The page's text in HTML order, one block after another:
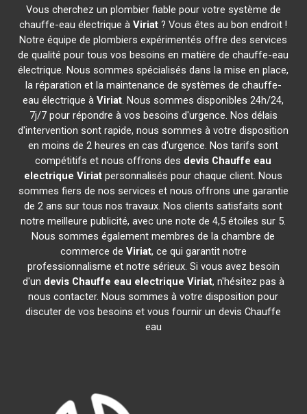
Vous cherchez un plombier fiable pour votre système de
chauffe-eau électrique àViriat ? Vous êtes au bon endroit !
Notre équipe de plombiers expérimentés offre des services
de qualité pour tous vos besoins en matière de chauffe-eau
électrique. Nous sommes spécialisés dans la mise en place,
la réparation et la maintenance de systèmes de chauffe-
eau électrique àViriat. Nous sommes disponibles 24h/24,
7j/7 pour répondre à vos besoins d'urgence. Nos délais
d'intervention sont rapide, nous sommes à votre disposition
en moins de 2 heures en cas d'urgence. Nos tarifs sont
compétitifs et nous offrons des devis Chauffe eau
electrique Viriat personnalisés pour chaque client. Nous
sommes fiers de nos services et nous offrons une garantie
de 2 ans sur tous nos travaux. Nos clients satisfaits sont
notre meilleure publicité, avec une note de 4,5 étoiles sur 5.
Nous sommes également membres de la chambre de
commerce de Viriat, ce qui garantit notre
professionnalisme et notre sérieux. Si vous avez besoin
d'un devis Chauffe eau electrique Viriat, n'hésitez pas à
nous contacter. Nous sommes à votre disposition pour
discuter de vos besoins et vous fournir un devis Chauffe
eau